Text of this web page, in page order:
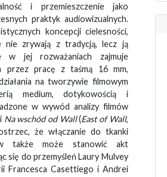
i przemieszczenie jako
praktyk audiowizualnych.
koncepcji cielesności,
nie zrywają z tradycją, lecz ją
w jej rozważaniach zajmuje
przez pracę z taśmą 16 mm,
na tworzywie filmowym
medium, dotykowością i
w wywód analizy filmów
Na wschód od Wall(East of Wall,
że włączanie do tkanki
także może stanowić akt
się do przemyśleń Laury Mulvey
Francesca Casettiego i Andrei